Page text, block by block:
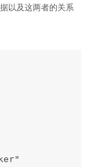
以及这两者的关系